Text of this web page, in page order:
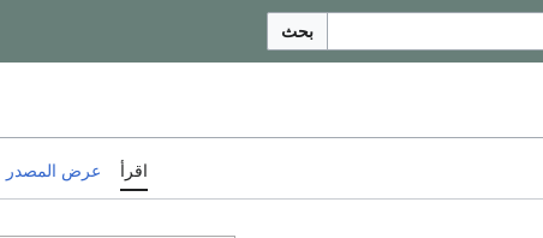
بحث
اقرأ عرض المصدر